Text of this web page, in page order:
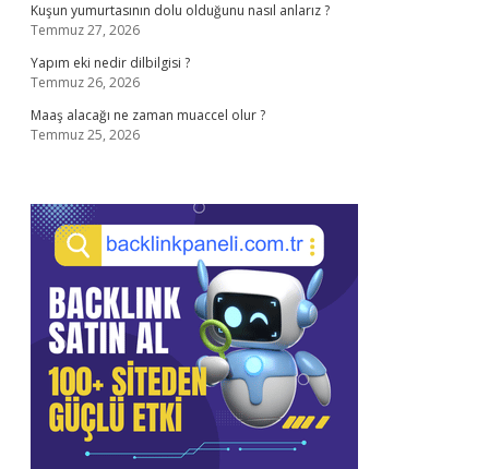
Kuşun yumurtasının dolu olduğunu nasıl anlarız ?
Temmuz 27, 2026
Yapım eki nedir dilbilgisi ?
Temmuz 26, 2026
Maaş alacağı ne zaman muaccel olur ?
Temmuz 25, 2026